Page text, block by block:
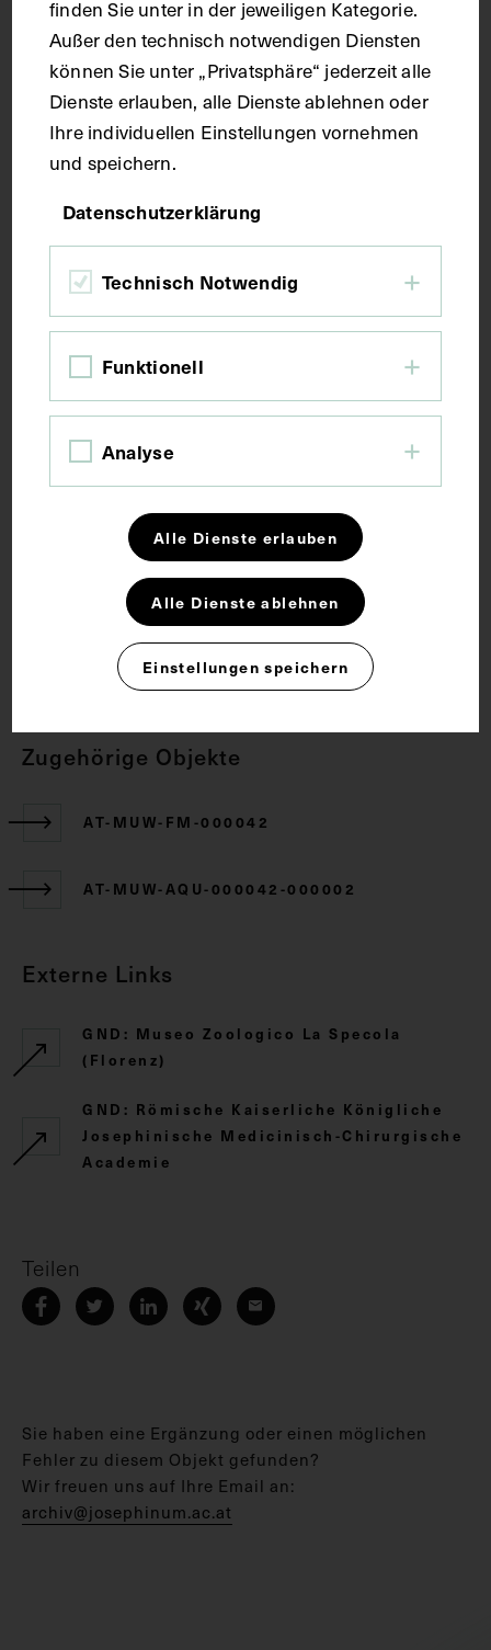
Maße
Seitenblatt 36,8 x 26,5 cm
Kurzbeschreibung
Wachsmodell der autochthonen Muskeln des
Halses.
Schlagwörter
Anatomie Brustwirbel
Halsmuskulatur
Lehrmittel
CC BY-NC-SA 4.0
Zugehörige Objekte
AT-MUW-FM-000042
AT-MUW-AQU-000042-000002
Externe Links
GND: Museo Zoologico La Specola
(Florenz)
GND: Römische Kaiserliche Königliche
Josephinische Medicinisch-Chirurgische
Academie
Teilen
Sie haben eine Ergänzung oder einen möglichen
Fehler zu diesem Objekt gefunden?
Wir freuen uns auf Ihre Email an:
archiv@josephinum.ac.at
finden Sie unter in der jeweiligen Kategorie.
Außer den technisch notwendigen Diensten
können Sie unter „Privatsphäre“ jederzeit alle
Dienste erlauben, alle Dienste ablehnen oder
Ihre individuellen Einstellungen vornehmen
und speichern.
Datenschutzerklärung
Technisch Notwendig
Funktionell
Analyse
Alle Dienste erlauben
Alle Dienste ablehnen
Einstellungen speichern